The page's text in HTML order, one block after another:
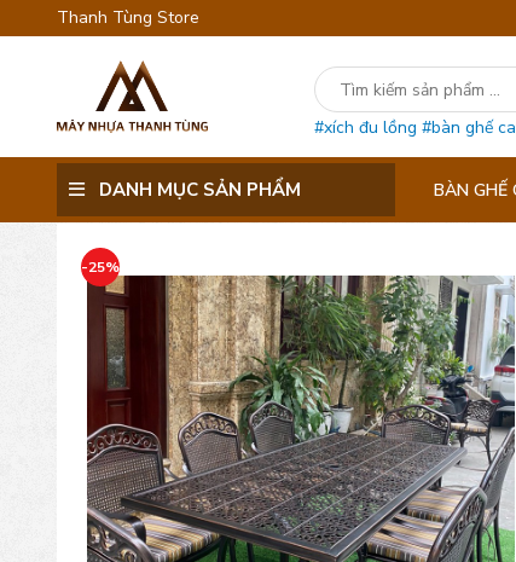
Thanh Tùng Store
#xích đu lồng #bàn ghế
DANH MỤC SẢN PHẨM BÀN GHẾ
-25%